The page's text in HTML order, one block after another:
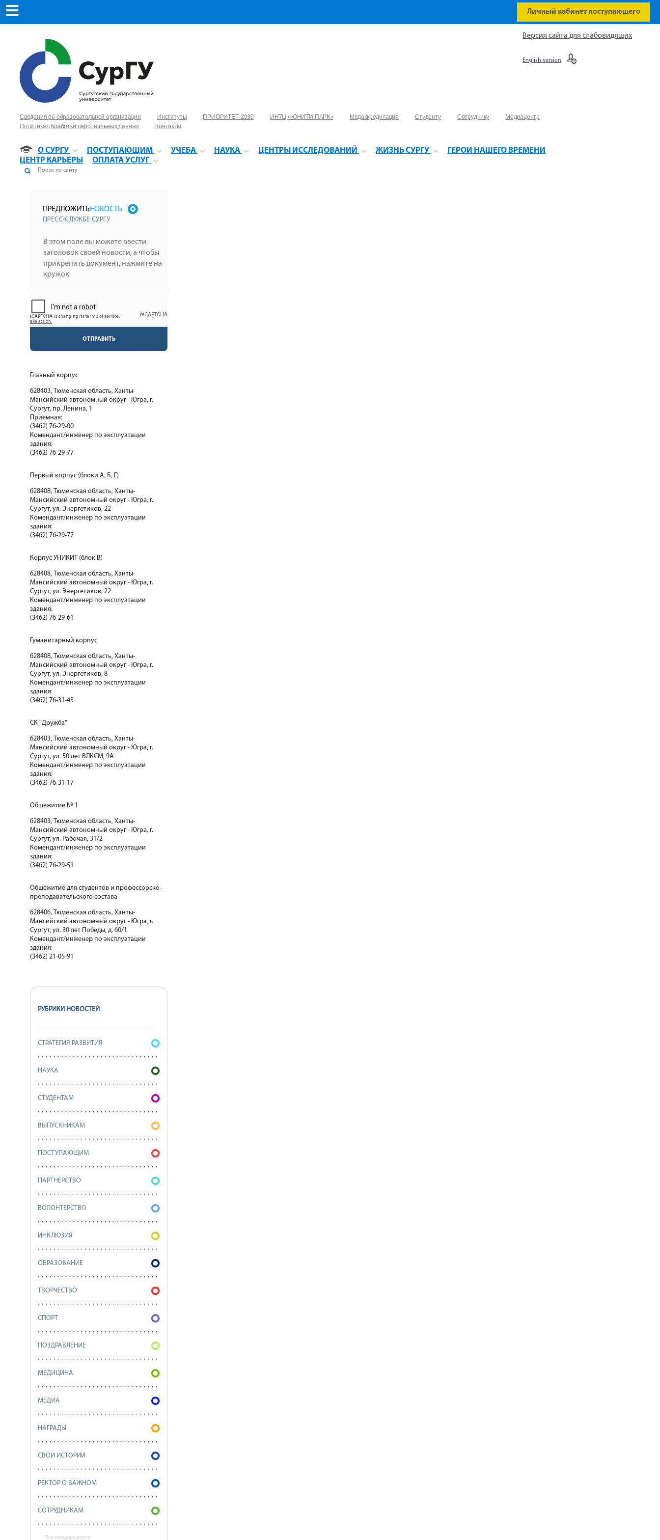
Личный кабинет поступающего
Сведения об образовательной организации Институты ПРИОРИТЕТ-2030 ИНТЦ «ЮНИТИ ПАРК» Медаккредитация Студенту Сотруднику
Медиацентр
Политика обработки персональных данных
Контакты
О СУРГУ ПОСТУПАЮЩИМ УЧЕБА НАУКА ЦЕНТРЫ ИССЛЕДОВАНИЙ ЖИЗНЬ СУРГУ
ГЕРОИ НАШЕГО ВРЕМЕНИ
ЦЕНТР КАРЬЕРЫ
ОПЛАТА УСЛУГ
Версия сайта для слабовидящих
English version
ПРЕДЛОЖИТЬНОВОСТЬ
ПРЕСС-СЛУЖБЕ СУРГУ
ОТПРАВИТЬ
Главный корпус
628403, Тюменская область, Ханты-
Мансийский автономный округ - Югра, г.
Сургут, пр. Ленина, 1
Приемная:
(3462) 76-29-00
Комендант/инженер по эксплуатации
здания:
(3462) 76-29-77
Первый корпус (блоки А, Б, Г)
628408, Тюменская область, Ханты-
Мансийский автономный округ - Югра, г.
Сургут, ул. Энергетиков, 22
Комендант/инженер по эксплуатации
здания:
(3462) 76-29-77
Корпус УНИКИТ (блок В)
628408, Тюменская область, Ханты-
Мансийский автономный округ - Югра, г.
Сургут, ул. Энергетиков, 22
Комендант/инженер по эксплуатации
здания:
(3462) 76-29-61
Гуманитарный корпус
628408, Тюменская область, Ханты-
Мансийский автономный округ - Югра, г.
Сургут, ул. Энергетиков, 8
Комендант/инженер по эксплуатации
здания:
(3462) 76-31-43
СК "Дружба"
628403, Тюменская область, Ханты-
Мансийский автономный округ - Югра, г.
Сургут, ул. 50 лет ВЛКСМ, 9А
Комендант/инженер по эксплуатации
здания:
(3462) 76-31-17
Общежитие № 1
628403, Тюменская область, Ханты-
Мансийский автономный округ - Югра, г.
Сургут, ул. Рабочая, 31/2
Комендант/инженер по эксплуатации
здания:
(3462) 76-29-51
Общежитие для студентов и профессорско-
преподавательского состава
628406, Тюменская область, Ханты-
Мансийский автономный округ - Югра, г.
Сургут, ул. 30 лет Победы, д. 60/1
Комендант/инженер по эксплуатации
здания:
(3462) 21-05-91
РУБРИКИ НОВОСТЕЙ
СТРАТЕГИЯ РАЗВИТИЯ
НАУКА
СТУДЕНТАМ
ВЫПУСКНИКАМ
ПОСТУПАЮЩИМ
ПАРТНЕРСТВО
ВОЛОНТЕРСТВО
ИНКЛЮЗИЯ
ОБРАЗОВАНИЕ
ТВОРЧЕСТВО
СПОРТ
ПОЗДРАВЛЕНИЕ
МЕДИЦИНА
МЕДИА
НАГРАДЫ
СВОИ ИСТОРИИ
РЕКТОР О ВАЖНОМ
СОТРУДНИКАМ
Все специальности